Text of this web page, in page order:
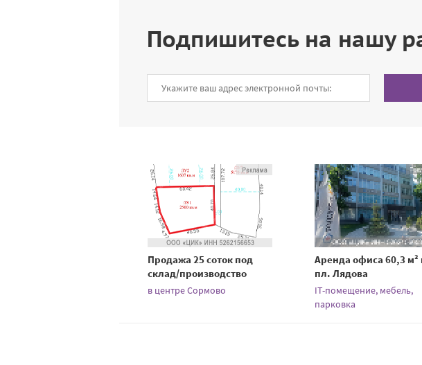
Подпишитесь на нашу
Продажа 25 соток под
склад/производство
в центре Сормово
Аренда офиса 60,3 м²
пл. Лядова
IT-помещение, мебель,
парковка